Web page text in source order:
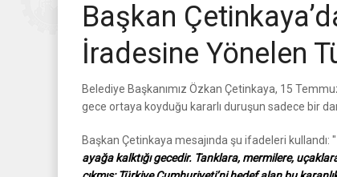
Başkan
İradesine Yönelen
Belediye Başkanımız Özkan Çetinkaya, 15
gece ortaya koyduğu kararlı duruşun sadece bir
Başkan Çetinkaya mesajında şu ifadeleri kullandı: "
ayağa kalktığı gecedir. Tanklara, mermilere,